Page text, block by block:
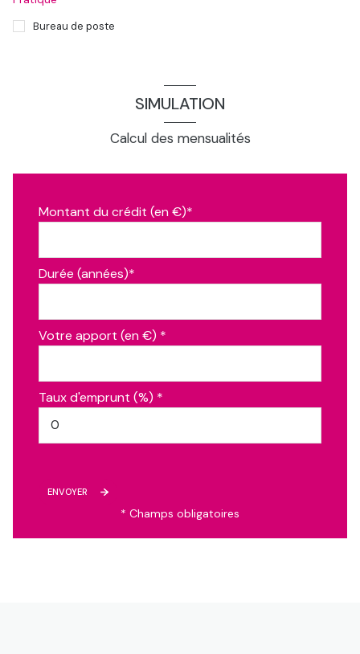
Bureau de poste
SIMULATION
Calcul des mensualités
Montant du crédit (en €)*
Durée (années)*
Votre apport (en €) *
Taux d'emprunt (%) *
ENVOYER
* Champs obligatoires